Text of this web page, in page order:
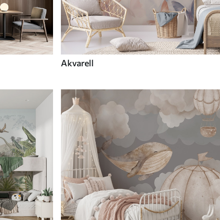
Akvarell